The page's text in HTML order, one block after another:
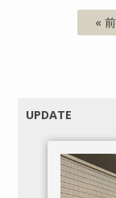
«
UPDATE